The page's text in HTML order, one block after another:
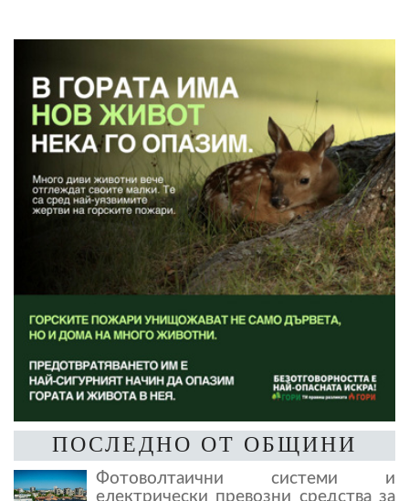
ПОСЛЕДНО ОТ ОБЩИНИ
Фотоволтаични системи и
електрически превозни средства за